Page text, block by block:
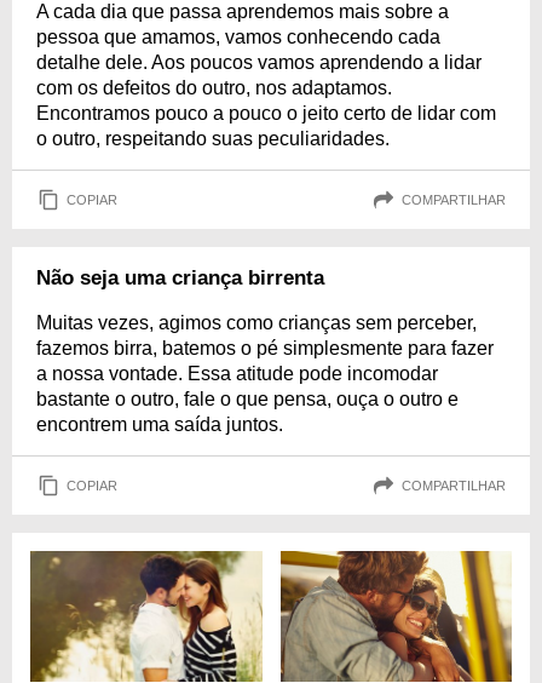
A cada dia que passa aprendemos mais sobre a
pessoa que amamos, vamos conhecendo cada
detalhe dele. Aos poucos vamos aprendendo a lidar
com os defeitos do outro, nos adaptamos.
Encontramos pouco a pouco o jeito certo de lidar com
o outro, respeitando suas peculiaridades.
COPIAR COMPARTILHAR
Não seja uma criança birrenta
Muitas vezes, agimos como crianças sem perceber,
fazemos birra, batemos o pé simplesmente para fazer
a nossa vontade. Essa atitude pode incomodar
bastante o outro, fale o que pensa, ouça o outro e
encontrem uma saída juntos.
COPIAR COMPARTILHAR